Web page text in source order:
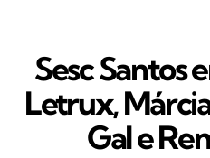
Sesc Santos
Letrux,
Gal e